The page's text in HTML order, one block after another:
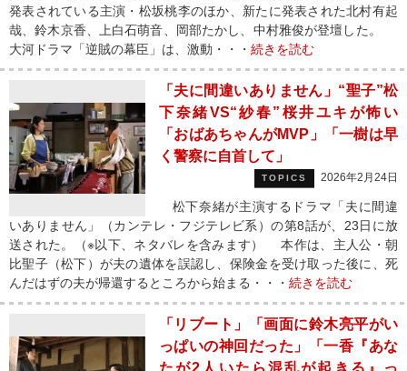
発表されている主演・松坂桃李のほか、新たに発表された北村有起
哉、鈴木京香、上白石萌音、岡部たかし、中村雅俊が登壇した。
大河ドラマ「逆賊の幕臣」は、激動・・・ 続きを読む
「夫に間違いありません」“聖子”松
下奈緒VS“紗春”桜井ユキが怖い
「おばあちゃんがMVP」「一樹は早
く警察に自首して」
TOPICS 2026年2月24日
松下奈緒が主演するドラマ「夫に間違
いありません」（カンテレ・フジテレビ系）の第8話が、23日に放
送された。（※以下、ネタバレを含みます） 本作は、主人公・朝
比聖子（松下）が夫の遺体を誤認し、保険金を受け取った後に、死
んだはずの夫が帰還するところから始まる・・・ 続きを読む
「リブート」「画面に鈴木亮平がい
っぱいの神回だった」「一香『あな
たが2人いたら混乱が起きる』っ